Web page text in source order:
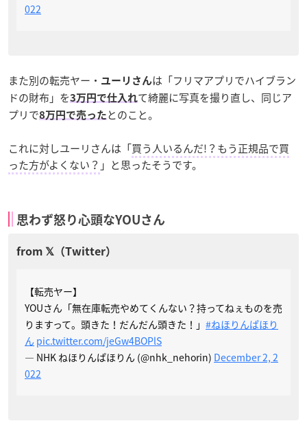
022
また別の転売ヤー・ ユーリさんは「フリマアプリでハイブラン
ドの財布」を 3万円で仕入れ て綺麗に写真を撮り直し、同じア
プリで8万円で売った とのこと。
これに対しユーリさんは「買う人いるんだ!？もう正規品で買
った方がよくない？ 」と思ったそうです。
思わず怒り心頭なYOUさん
【転売ヤー】
YOUさん「無在庫転売やめてくんない？持ってねぇものを売
りますって。頭きた！だんだん頭きた！」 #ねほりんぱほり
ん pic.twitter.com/jeGw4BOPlS
— NHK ねほりんぱほりん (@nhk_nehorin) December 2, 2
022